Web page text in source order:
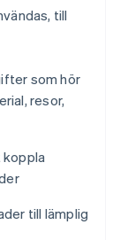
till
som hör
resor,
till lämplig